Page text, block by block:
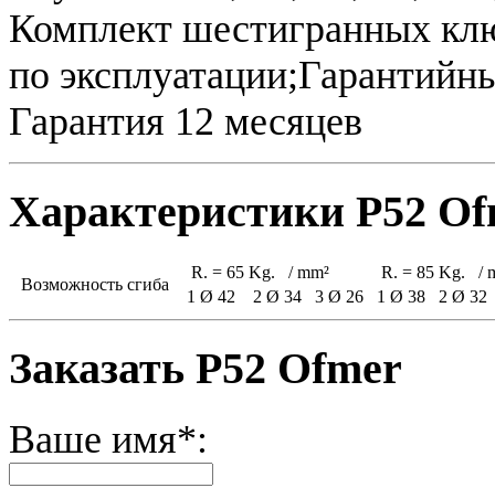
Комплект шестигранных
по
Гарантия 12 месяцев
Характеристики Р52
Возможность сгиба
R. = 65 Kg. / mm²
R. = 85 Kg. /
1 Ø 42
2 Ø 34 3 Ø 26 1 Ø 38 2 Ø 32
Заказать Р52 Ofmer
Ваше имя*: